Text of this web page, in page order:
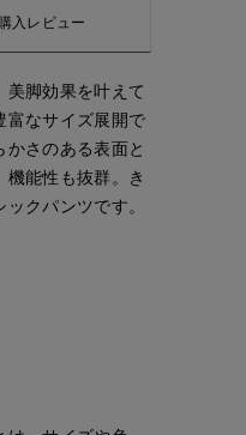
入レビュー
脚効果を叶えて
富なサイズ展開で
さのある表面と
能性も抜群。き
クパンツです。